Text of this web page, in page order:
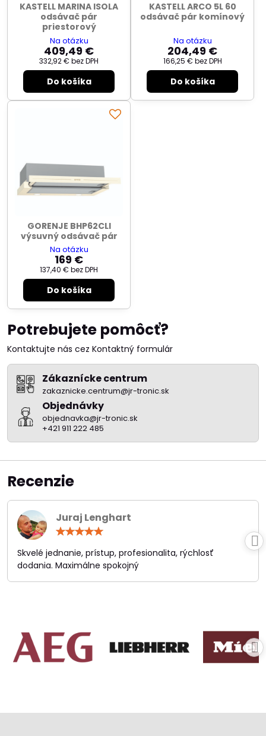
KASTELL MARINA ISOLA
odsávač pár
priestorový
Na otázku
409,49 €
332,92 € bez DPH
Do košíka
KASTELL ARCO 5L 60
odsávač pár komínový
Na otázku
204,49 €
166,25 € bez DPH
Do košíka
GORENJE BHP62CLI
výsuvný odsávač pár
Na otázku
169 €
137,40 € bez DPH
Do košíka
Potrebujete pomôcť?
Kontaktujte nás cez Kontaktný formulár
Zákaznícke centrum
zakaznicke.centrum@jr-tronic.sk
Objednávky
objednavka@jr-tronic.sk
+421 911 222 485
Recenzie
Juraj Lenghart
/
5
Skvelé jednanie, prístup, profesionalita, rýchlosť
dodania. Maximálne spokojný